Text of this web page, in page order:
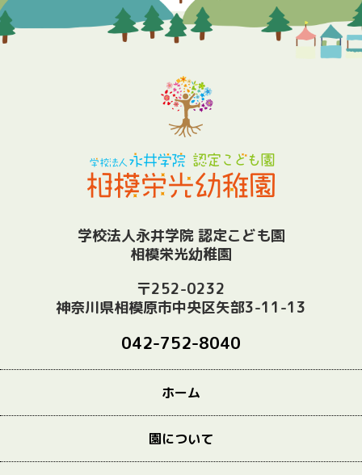
学校法人永井学院 認定こども園
相模栄光幼稚園
〒252-0232
神奈川県相模原市中央区矢部3-11-13
042-752-8040
ホーム
園について